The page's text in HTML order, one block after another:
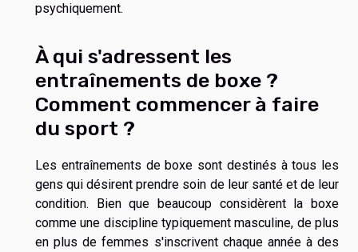
psychiquement.
À qui s'adressent les
entraînements de boxe ?
Comment commencer à faire
du sport ?
Les entraînements de boxe sont destinés à tous les
gens qui désirent prendre soin de leur santé et de leur
condition. Bien que beaucoup considèrent la boxe
comme une discipline typiquement masculine, de plus
en plus de femmes s'inscrivent chaque année à des